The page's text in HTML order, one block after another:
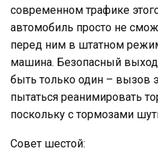
современном трафике
автомобиль просто не
перед ним в штатном
машина. Безопасный
быть только один – вызов
пытаться реанимировать
поскольку с тормозами
Совет шестой: